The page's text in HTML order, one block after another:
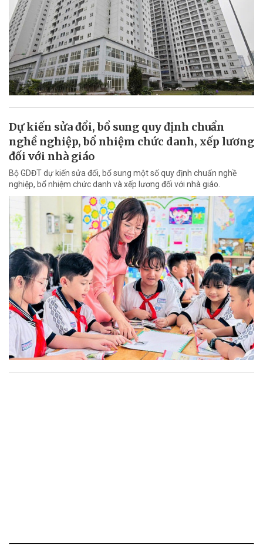
Dự kiến sửa đổi, bổ sung quy định chuẩn
nghề nghiệp, bổ nhiệm chức danh, xếp lương
đối với nhà giáo
Bộ GDĐT dự kiến sửa đổi, bổ sung một số quy định chuẩn nghề
nghiệp, bổ nhiệm chức danh và xếp lương đối với nhà giáo.